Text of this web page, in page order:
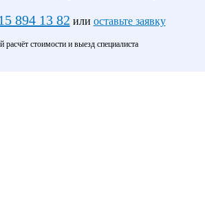
894 13 82 или оставьте заявку
расчёт стоимости и выезд специалиста